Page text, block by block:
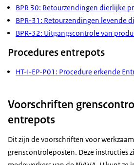
BPR 30: Retourzendingen dierlijke
BPR-31: Retourzendingen levende
BPR-32: Uitgangscontrole van
Procedures entrepots
HT-I-EP-P01: Procedure erkende
Voorschriften
entrepots
Dit zijn de voorschriften voor
grenscontroleposten. Deze instructies